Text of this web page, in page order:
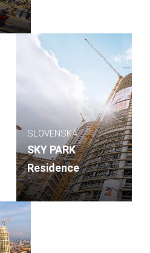
SLOVENSKÁ
REPUBLIKA
SKY PARK
Residence